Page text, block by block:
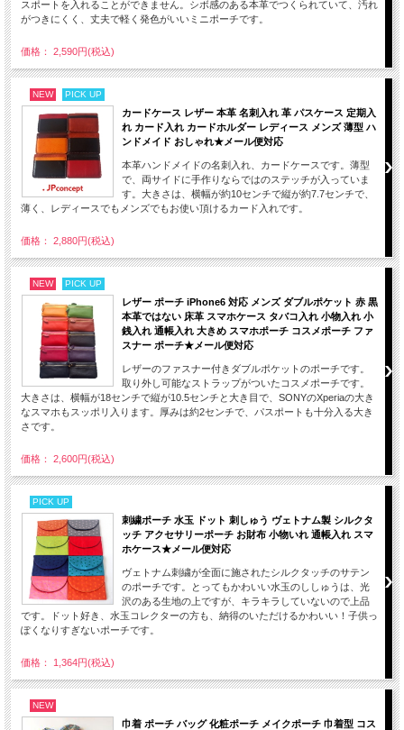
スポートを入れることができません。シボ感のある本革でつくられていて、汚れ
がつきにくく、丈夫で軽く発色がいいミニポーチです。
価格： 2,590円(税込)
NEW PICK UP
カードケース レザー 本革 名刺入れ 革 パスケース 定期入
れ カード入れ カードホルダー レディース メンズ 薄型 ハ
ンドメイド おしゃれ★メール便対応
本革ハンドメイドの名刺入れ、カードケースです。薄型
で、両サイドに手作りならではのステッチが入っていま
す。大きさは、横幅が約10センチで縦が約7.7センチで、
薄く、レディースでもメンズでもお使い頂けるカード入れです。
価格： 2,880円(税込)
NEW PICK UP
レザー ポーチ iPhone6 対応 メンズ ダブルポケット 赤 黒
本革ではない 床革 スマホケース タバコ入れ 小物入れ 小
銭入れ 通帳入れ 大きめ スマホポーチ コスメポーチ ファ
スナー ポーチ★メール便対応
レザーのファスナー付きダブルポケットのポーチです。
取り外し可能なストラップがついたコスメポーチです。
大きさは、横幅が18センチで縦が10.5センチと大き目で、SONYのXperiaの大き
なスマホもスッポリ入ります。厚みは約2センチで、パスポートも十分入る大き
さです。
価格： 2,600円(税込)
PICK UP
刺繍ポーチ 水玉 ドット 刺しゅう ヴェトナム製 シルクタ
ッチ アクセサリーポーチ お財布 小物いれ 通帳入れ スマ
ホケース★メール便対応
ヴェトナム刺繍が全面に施されたシルクタッチのサテン
のポーチです。とってもかわいい水玉のししゅうは、光
沢のある生地の上ですが、キラキラしていないので上品
です。ドット好き、水玉コレクターの方も、納得のいただけるかわいい！子供っ
ぽくなりすぎないポーチです。
価格： 1,364円(税込)
NEW
巾着 ポーチ バッグ 化粧ポーチ メイクポーチ 巾着型 コス